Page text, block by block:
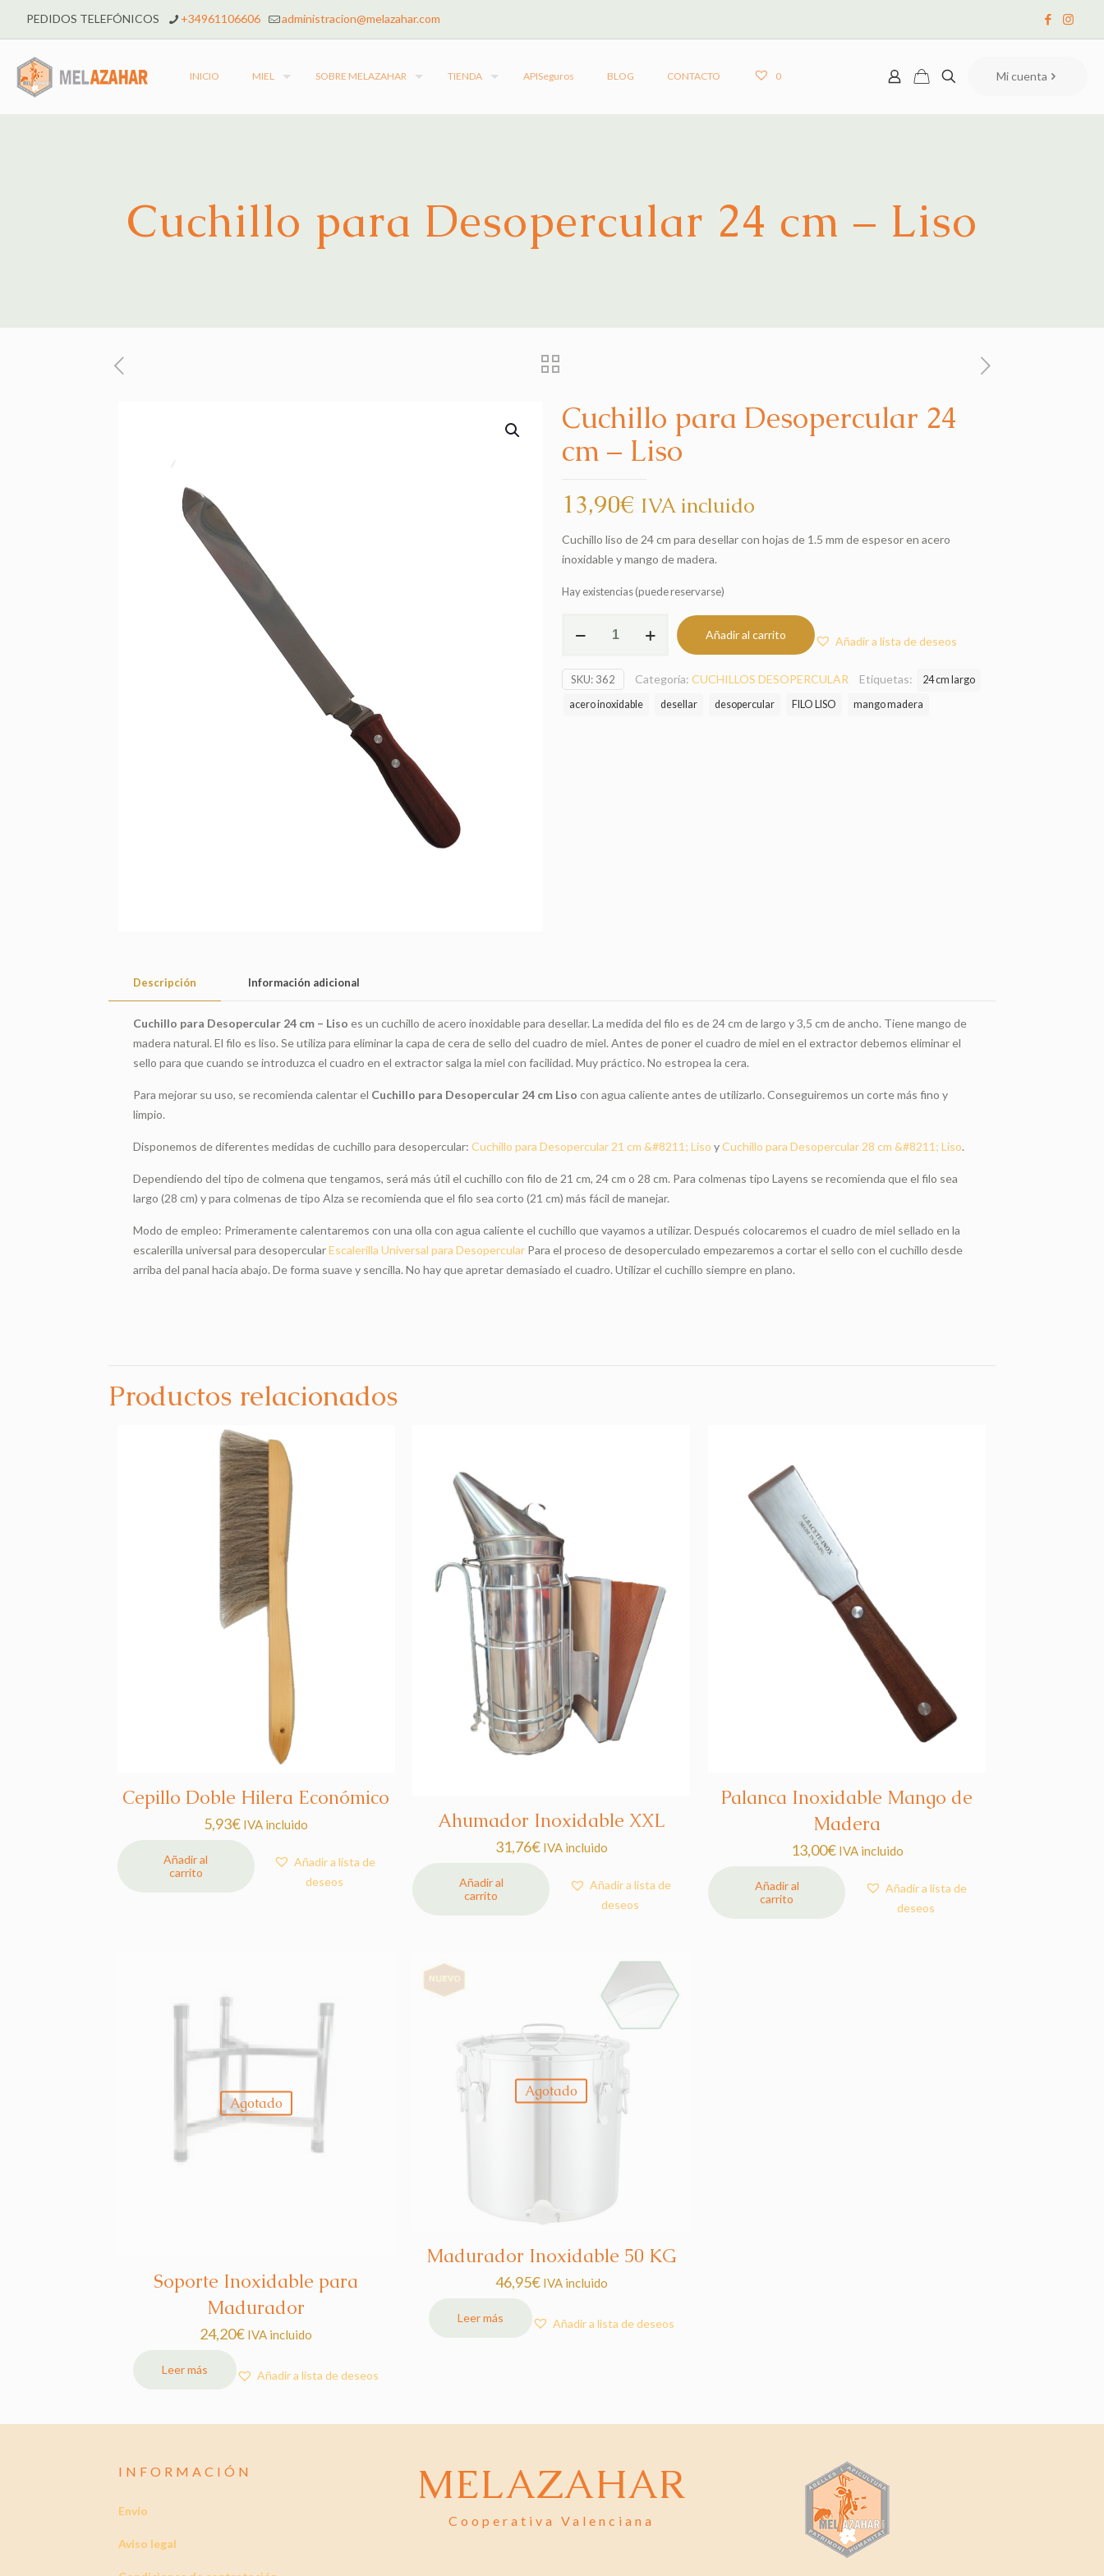
PEDIDOS TELEFÓNICOS +34961106606 administracion@melazahar.com
INICIO MIEL SOBRE MELAZAHAR TIENDA APISeguros BLOG CONTACTO 0 Mi cuenta
Cuchillo para Desopercular 24 cm – Liso
Cuchillo para Desopercular 24
cm – Liso
13,90€ IVA incluido
Cuchillo liso de 24 cm para desellar con hojas de 1.5 mm de espesor en acero
inoxidable y mango de madera.
Hay existencias (puede reservarse)
24
cm
Añadir al carrito Añadir a lista de deseos
SKU: 362 Categoría: CUCHILLOS DESOPERCULAR Etiquetas:
24 cm largo
acero inoxidable
desellar desopercular FILO LISO mango madera
Descripción Información adicional
Cuchillo para Desopercular 24 cm – Lisoes un cuchillo de acero inoxidable para desellar. La medida del filo es de 24 cm de largo y 3,5 cm de ancho. Tiene mango de
madera natural. El filo es liso. Se utiliza para eliminar la capa de cera de sello del cuadro de miel. Antes de poner el cuadro de miel en el extractor debemos eliminar el
sello para que cuando se introduzca el cuadro en el extractor salga la miel con facilidad. Muy práctico. No estropea la cera.
Para mejorar su uso, se recomienda calentar el Cuchillo para Desopercular 24 cm Liso con agua caliente antes de utilizarlo. Conseguiremos un corte más fino y
limpio.
Disponemos de diferentes medidas de cuchillo para desopercular:Cuchillo para Desopercular 21 cm &#8211; Liso yCuchillo para Desopercular 28 cm &#8211; Liso.
Dependiendo del tipo de colmena que tengamos, será más útil el cuchillo con filo de 21 cm, 24 cm o 28 cm. Para colmenas tipo Layens se recomienda que el filo sea
largo (28 cm) y para colmenas de tipo Alza se recomienda que el filo sea corto (21 cm) más fácil de manejar.
Modo de empleo: Primeramente calentaremos con una olla con agua caliente el cuchillo que vayamos a utilizar. Después colocaremos el cuadro de miel sellado en la
escalerilla universal para desopercularEscalerilla Universal para Desopercular Para el proceso de desoperculado empezaremos a cortar el sello con el cuchillo desde
arriba del panal hacia abajo. De forma suave y sencilla. No hay que apretar demasiado el cuadro. Utilizar el cuchillo siempre en plano.
Productos relacionados
Cepillo Doble Hilera Económico
5,93€ IVA incluido
Añadir al
carrito
Añadir a lista de
deseos
Ahumador Inoxidable XXL
31,76€ IVA incluido
Añadir al
carrito
Añadir a lista de
deseos
Palanca Inoxidable Mango de
Madera
13,00€ IVA incluido
Añadir al
carrito
Añadir a lista de
deseos
Agotado
Soporte Inoxidable para
Madurador
24,20€ IVA incluido
Leer más Añadir a lista de deseos
Agotado
Madurador Inoxidable 50 KG
46,95€ IVA incluido
Leer más Añadir a lista de deseos
INFORMACIÓN
Envío
Aviso legal
MELAZAHAR
Cooperativa Valenciana